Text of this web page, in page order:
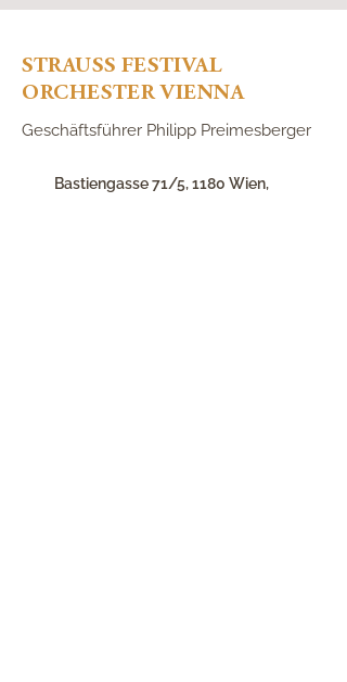
STRAUSS FESTIVAL
ORCHESTER VIENNA
Geschäftsführer Philipp Preimesberger
Bastiengasse 71/5, 1180 Wien,